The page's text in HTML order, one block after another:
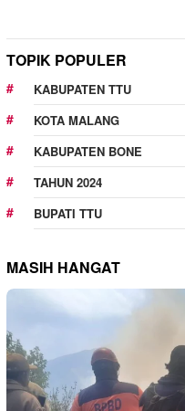
TOPIK POPULER
KABUPATEN TTU
KOTA MALANG
KABUPATEN BONE
TAHUN 2024
BUPATI TTU
MASIH HANGAT